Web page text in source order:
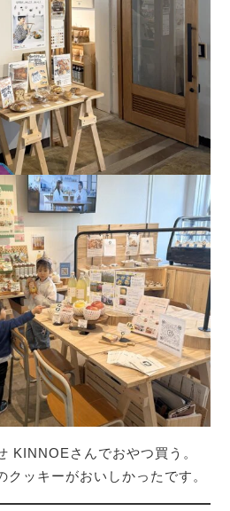
KINNOEさんでおやつ買う。
クッキーがおいしかったです。